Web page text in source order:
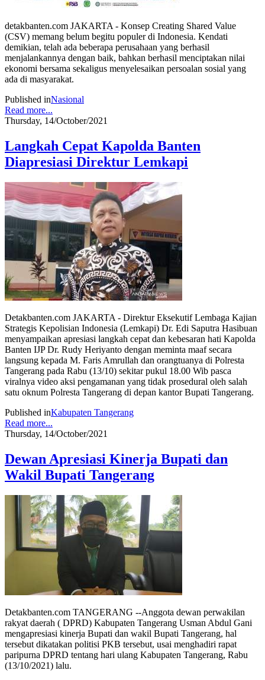
detakbanten.com JAKARTA - Konsep Creating Shared Value
(CSV) memang belum begitu populer di Indonesia. Kendati
demikian, telah ada beberapa perusahaan yang berhasil
menjalankannya dengan baik, bahkan berhasil menciptakan nilai
ekonomi bersama sekaligus menyelesaikan persoalan sosial yang
ada di masyarakat.
Published inNasional
Read more...
Thursday, 14/October/2021
Langkah Cepat Kapolda Banten
Diapresiasi Direktur Lemkapi
Detakbanten.com JAKARTA - Direktur Eksekutif Lembaga Kajian
Strategis Kepolisian Indonesia (Lemkapi) Dr. Edi Saputra Hasibuan
menyampaikan apresiasi langkah cepat dan kebesaran hati Kapolda
Banten IJP Dr. Rudy Heriyanto dengan meminta maaf secara
langsung kepada M. Faris Amrullah dan orangtuanya di Polresta
Tangerang pada Rabu (13/10) sekitar pukul 18.00 Wib pasca
viralnya video aksi pengamanan yang tidak prosedural oleh salah
satu oknum Polresta Tangerang di depan kantor Bupati Tangerang.
Published inKabupaten Tangerang
Read more...
Thursday, 14/October/2021
Dewan Apresiasi Kinerja Bupati dan
Wakil Bupati Tangerang
Detakbanten.com TANGERANG --Anggota dewan perwakilan
rakyat daerah ( DPRD) Kabupaten Tangerang Usman Abdul Gani
mengapresiasi kinerja Bupati dan wakil Bupati Tangerang, hal
tersebut dikatakan politisi PKB tersebut, usai menghadiri rapat
paripurna DPRD tentang hari ulang Kabupaten Tangerang, Rabu
(13/10/2021) lalu.